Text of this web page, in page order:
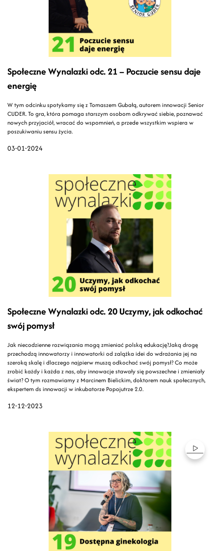
03-01-2024
Społeczne Wynalazki odc. 21 – Poczucie sensu daje
energię
W tym odcinku spotykamy się z Tomaszem Gubałą, autorem innowacji Senior
CUDER. To gra, która pomaga starszym osobom odkrywać siebie, poznawać
nowych przyjaciół, wracać do wspomnień, a przede wszystkim wspiera w
poszukiwaniu sensu życia.
12-12-2023
Społeczne Wynalazki odc. 20 Uczymy, jak odkochać
swój pomysł
Jak niecodzienne rozwiązania mogą zmieniać polską edukację?Jaką drogę
przechodzą innowatorzy i innowatorki od zalążka idei do wdrażania jej na
szeroką skalę i dlaczego najpierw muszą odkochać swój pomysł? Co może
zrobić każdy i każda z nas, aby innowacje stawały się powszechne i zmieniały
świat? O tym rozmawiamy z Marcinem Bielickim, doktorem nauk społecznych,
ekspertem ds innowacji w inkubatorze Popojutrze 2.0.